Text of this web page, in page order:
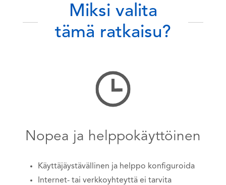
Miksi valita
tämä ratkaisu?
Nopea ja helppokäyttöinen
Käyttäjäystävällinen ja helppo konfiguroida
Internet- tai verkkoyhteyttä ei tarvita